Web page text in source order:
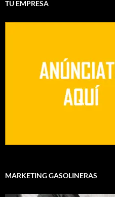
TU EMPRESA
MARKETING GASOLINERAS